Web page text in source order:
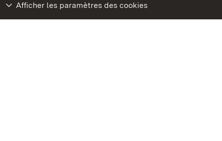
Afficher les paramètres des cookies
Rendez-nous visite